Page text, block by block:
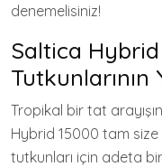
denemelisiniz!
Saltica
Tutkunlarının
Tropikal bir tat
Hybrid 15000 tam
tutkunları için adeta